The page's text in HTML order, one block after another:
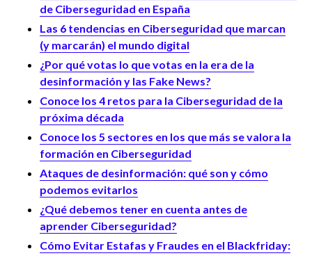
de Ciberseguridad en España
Las 6 tendencias en Ciberseguridad que marcan
(y marcarán) el mundo digital
¿Por qué votas lo que votas en la era de la
desinformación y las Fake News?
Conoce los 4 retos para la Ciberseguridad de la
próxima década
Conoce los 5 sectores en los que más se valora la
formación en Ciberseguridad
Ataques de desinformación: qué son y cómo
podemos evitarlos
¿Qué debemos tener en cuenta antes de
aprender Ciberseguridad?
Cómo Evitar Estafas y Fraudes en el Blackfriday: